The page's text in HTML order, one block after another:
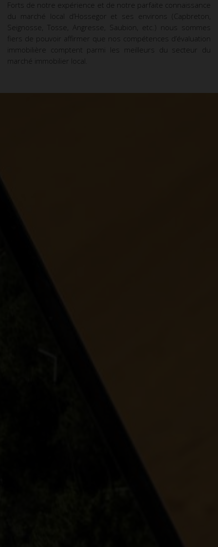
Forts de notre expérience et de notre parfaite connaissance
du marché local d’Hossegor et ses environs ( Capbreton
Seignosse Tosse Angresse , Saubion, etc.) nous sommes
fiers de pouvoir affirmer que nos compétences d’évaluation
immobilière comptent parmi les meilleurs du secteur du
marché immobilier local.